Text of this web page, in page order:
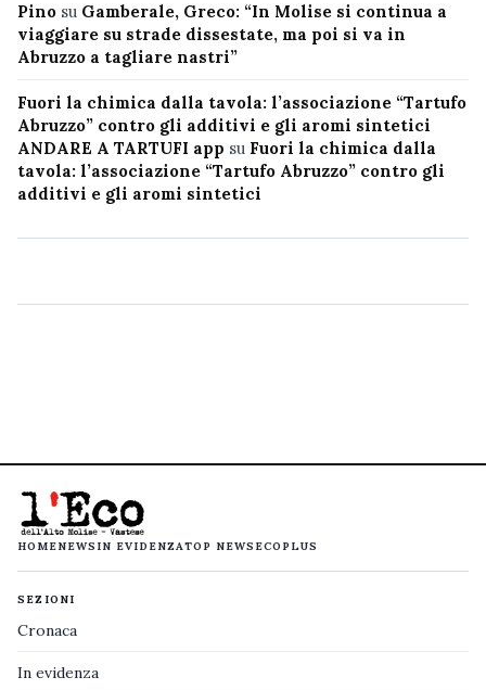
Pino su Gamberale, Greco: “In Molise si continua a
viaggiare su strade dissestate, ma poi si va in
Abruzzo a tagliare nastri”
Fuori la chimica dalla tavola: l’associazione “Tartufo
Abruzzo” contro gli additivi e gli aromi sintetici
ANDARE A TARTUFI app su Fuori la chimica dalla
tavola: l’associazione “Tartufo Abruzzo” contro gli
additivi e gli aromi sintetici
HOMENEWS IN EVIDENZATOP NEWS ECOPLUS
SEZIONI
Cronaca
In evidenza